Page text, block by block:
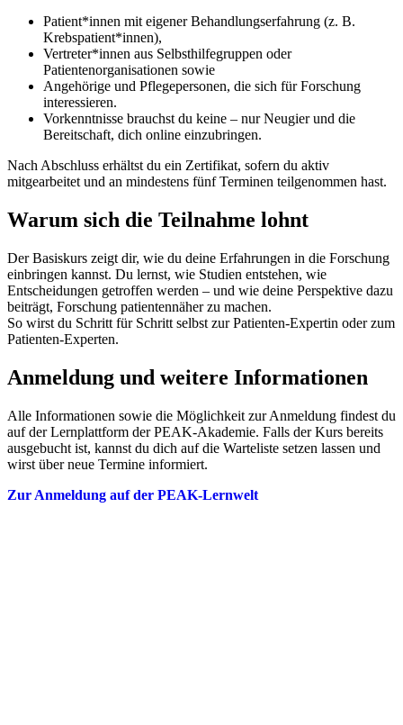
Patient*innen mit eigener Behandlungserfahrung (z. B.
Krebspatient*innen),
Vertreter*innen aus Selbsthilfegruppen oder
Patientenorganisationen sowie
Angehörige und Pflegepersonen, die sich für Forschung
interessieren.
Vorkenntnisse brauchst du keine – nur Neugier und die
Bereitschaft, dich online einzubringen.
Nach Abschluss erhältst du ein Zertifikat, sofern du aktiv
mitgearbeitet und an mindestens fünf Terminen teilgenommen hast.
Warum sich die Teilnahme lohnt
Der Basiskurs zeigt dir, wie du deine Erfahrungen in die Forschung
einbringen kannst. Du lernst, wie Studien entstehen, wie
Entscheidungen getroffen werden – und wie deine Perspektive dazu
beiträgt, Forschung patientennäher zu machen.
So wirst du Schritt für Schritt selbst zur Patienten-Expertin oder zum
Patienten-Experten.
Anmeldung und weitere Informationen
Alle Informationen sowie die Möglichkeit zur Anmeldung findest du
auf der Lernplattform der PEAK-Akademie. Falls der Kurs bereits
ausgebucht ist, kannst du dich auf die Warteliste setzen lassen und
wirst über neue Termine informiert.
Zur Anmeldung auf der PEAK-Lernwelt